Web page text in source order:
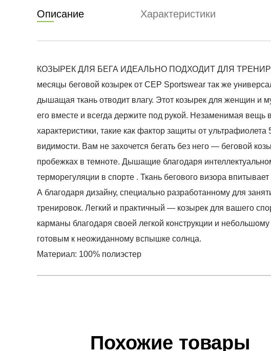
Описание Характеристики
КОЗЫРЕК ДЛЯ БЕГА ИДЕАЛЬНО ПОДХОДИТ ДЛЯ
месяцы беговой козырек от CEP Sportswear так же
дышащая ткань отводит влагу. Этот козырек для женщин и
его вместе и всегда держите под рукой. Незаменимая
характеристики, такие как фактор защиты от
видимости. Вам не захочется бегать без него — беговой
пробежках в темноте. Дышащие благодаря
терморегуляции в спорте . Ткань бегового визора
А благодаря дизайну, специально разработанному для
тренировок. Легкий и практичный — козырек для вашего
карманы благодаря своей легкой конструкции и
готовым к неожиданному вспышке солнца.
Материал: 100% полиэстер
фитнес
0
Похожие товары